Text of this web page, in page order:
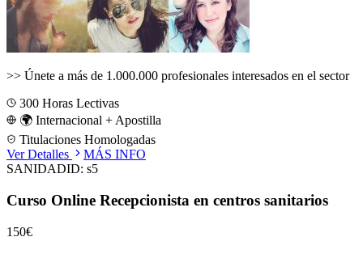
>> Únete a más de 1.000.000 profesionales interesados en el sector
300 Horas Lectivas
🌍 Internacional + Apostilla
Titulaciones Homologadas
Ver Detalles
MÁS INFO
SANIDADID: s5
Curso Online Recepcionista en centros sanitarios
150€